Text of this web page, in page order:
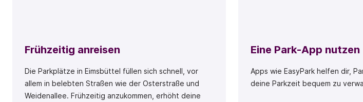
Frühzeitig anreisen
Die Parkplätze in Eimsbüttel füllen sich schnell, vor
allem in belebten Straßen wie der Osterstraße und
Weidenallee. Frühzeitig anzukommen, erhöht deine
Eine Park-App nutzen
Apps wie EasyPark helfen dir,
deine Parkzeit bequem zu